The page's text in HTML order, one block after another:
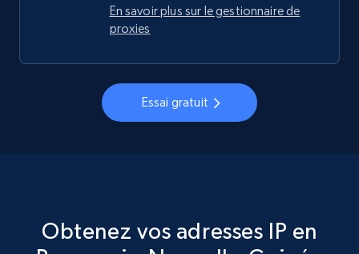
En savoir plus sur le gestionnaire de
proxies
Essai gratuit
Obtenez vos adresses IP en